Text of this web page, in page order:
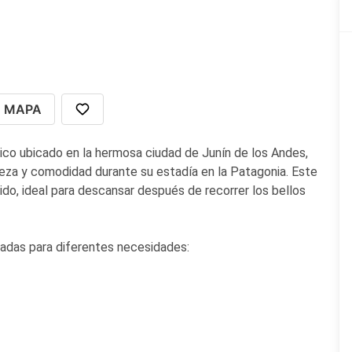
MAPA
ubicado en la hermosa ciudad de Junín de los Andes,
y comodidad durante su estadía en la Patagonia. Este
ideal para descansar después de recorrer los bellos
para diferentes necesidades: